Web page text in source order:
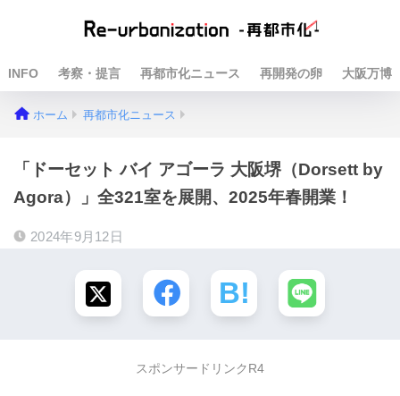
INFO 考察・提言 再都市化ニュース 再開発の卵 大阪万博
ホーム 再都市化ニュース
「ドーセット バイ アゴーラ 大阪堺（Dorsett by
Agora）」全321室を展開、2025年春開業！
2024年9月12日
スポンサードリンクR4